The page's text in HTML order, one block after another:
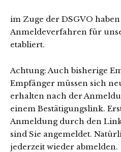
im Zuge der DSGVO
Anmeldeverfahren für
etabliert.
Achtung: Auch bisherige
Empfänger müssen sich
erhalten nach der
einem Bestätigungslink.
Anmeldung durch den
sind Sie angemeldet.
jederzeit wieder abmelden.